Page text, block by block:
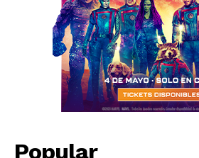
Popular